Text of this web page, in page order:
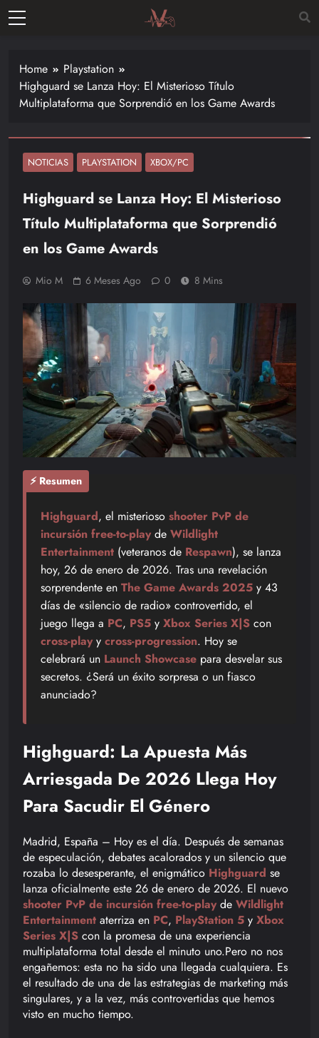
Skip
de las
últimas
novedades
los
–
Playstac
Home
Playstation
Highguard se Lanza Hoy: El Misterioso Título
Multiplataforma que Sorprendió en los Game Awards
NOTICIAS PLAYSTATION XBOX/PC
Highguard se Lanza Hoy: El Misterioso
Título Multiplataforma que Sorprendió
en los Game Awards
Mio M 6 Meses Ago 0 8 Mins
⚡ Resumen
Highguard, el misterioso shooter PvP de
incursión free-to-play de Wildlight
Entertainment (veteranos de Respawn), se lanza
hoy, 26 de enero de 2026. Tras una revelación
sorprendente en The Game Awards 2025 y 43
días de «silencio de radio» controvertido, el
juego llega a PC, PS5 y Xbox Series X|S con
cross-play y cross-progression. Hoy se
celebrará un Launch Showcase para desvelar sus
secretos. ¿Será un éxito sorpresa o un fiasco
anunciado?
Highguard: La Apuesta Más
Arriesgada De 2026 Llega Hoy
Para Sacudir El Género
Madrid, España – Hoy es el día. Después de semanas
de especulación, debates acalorados y un silencio que
rozaba lo desesperante, el enigmático Highguard se
lanza oficialmente este 26 de enero de 2026. El nuevo
shooter PvP de incursión free-to-play de Wildlight
Entertainment aterriza en PC, PlayStation 5 y Xbox
Series X|S con la promesa de una experiencia
multiplataforma total desde el minuto uno.Pero no nos
engañemos: esta no ha sido una llegada cualquiera. Es
el resultado de una de las estrategias de marketing más
singulares, y a la vez, más controvertidas que hemos
visto en mucho tiempo.